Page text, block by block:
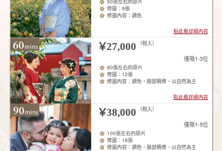
50張左右的原片
修圖：9張
修圖內容：調色
點此看詳細內容
￥27,000 （税入）
僅限1-3位
80張左右的原片
修圖：12張
修圖內容：調色，臉部精修，以自然為主
點此看詳細內容
￥38,000 （税入）
僅限1-5位
100張左右的原片
修圖：18張
修圖內容：調色，臉部精修，以自然為主